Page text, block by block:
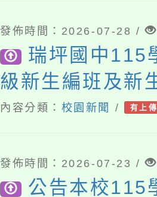
發佈時間：2026-07-28 /
瑞坪國中115
級新生編班及新
結果
內容分類： 校園新聞 / 有上
發佈時間：2026-07-23 /
公告本校115